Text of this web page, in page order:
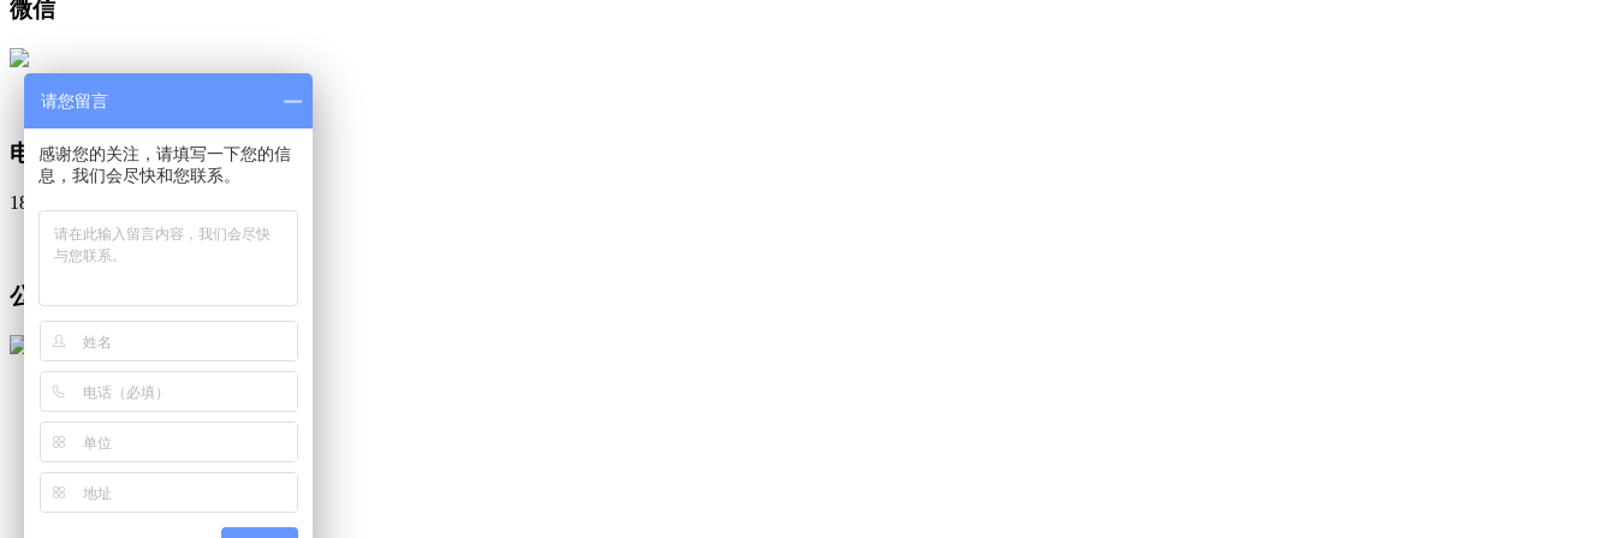
微信
微 信
电话
18068536001
电 话
公众号
公众号
返回
首页
动物模型中心
请您留言
感谢您的关注，请填写一下您的信
息，我们会尽快和您联系。